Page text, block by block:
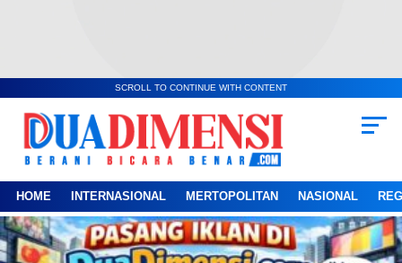
SCROLL TO CONTINUE WITH CONTENT
HOME INTERNASIONAL MERTOPOLITAN NASIONAL